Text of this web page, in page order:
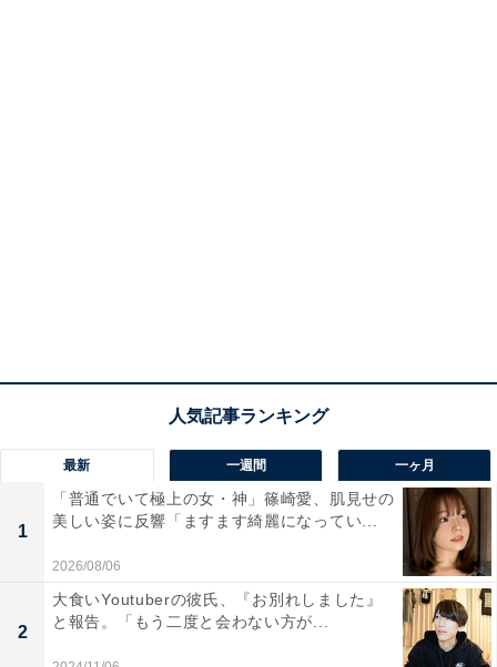
最新 一週間 一ヶ月
1
「普通でいて極上の女・神」篠崎愛、肌見せの
美しい姿に反響「ますます綺麗になってい...
2026/08/06
2
大食いYoutuberの彼氏、『お別れしました』
と報告。「もう二度と会わない方が...